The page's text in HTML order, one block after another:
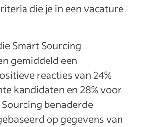
die je in een vacature
Smart Sourcing
gemiddeld een
reacties van 24%
kandidaten en 28% voor
Sourcing benaderde
op gegevens van